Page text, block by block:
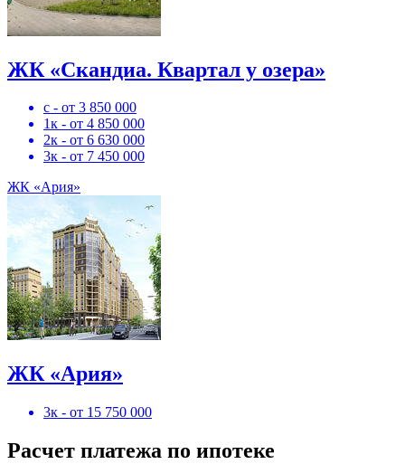
ЖК «Скандиа. Квартал у озера»
с - от 3 850 000
1к - от 4 850 000
2к - от 6 630 000
3к - от 7 450 000
ЖК «Ария»
ЖК «Ария»
3к - от 15 750 000
Расчет платежа по ипотеке